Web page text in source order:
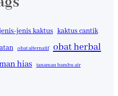
jenis kaktus kaktus cantik
obat alternatif obat herbal
hias tanaman bambu air